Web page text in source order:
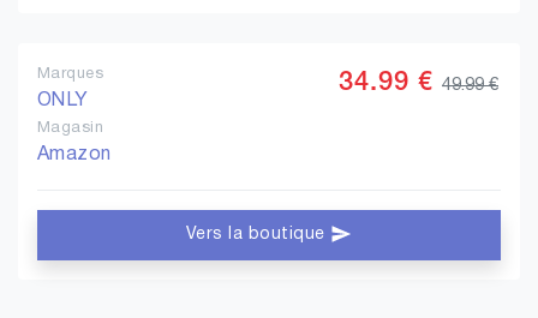
Marques
ONLY
Magasin
Amazon
34.99 € 49.99 €
Vers la boutique